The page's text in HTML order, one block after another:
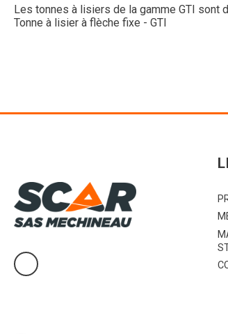
Les tonnes à lisiers de la gamme GTI sont
Tonne à lisier à flèche fixe - GTI